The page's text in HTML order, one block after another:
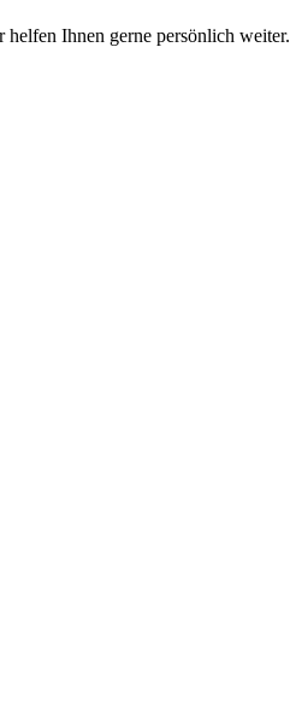
helfen Ihnen gerne persönlich weiter.